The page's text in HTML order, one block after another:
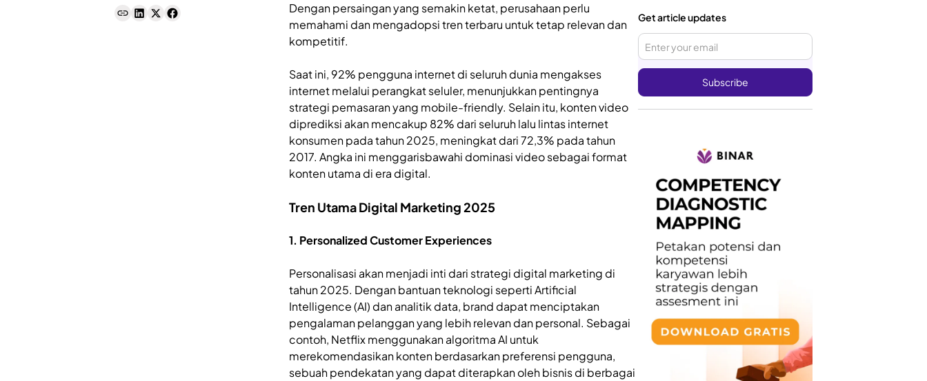
Dengan persaingan yang semakin ketat, perusahaan perlu
memahami dan mengadopsi tren terbaru untuk tetap relevan dan
kompetitif.
Saat ini, 92% pengguna internet di seluruh dunia mengakses
internet melalui perangkat seluler, menunjukkan pentingnya
strategi pemasaran yang mobile-friendly. Selain itu, konten video
diprediksi akan mencakup 82% dari seluruh lalu lintas internet
konsumen pada tahun 2025, meningkat dari 72,3% pada tahun
2017. Angka ini menggarisbawahi dominasi video sebagai format
konten utama di era digital.
Tren Utama Digital Marketing 2025
1. Personalized Customer Experiences
Personalisasi akan menjadi inti dari strategi digital marketing di
tahun 2025. Dengan bantuan teknologi seperti Artificial
Intelligence (AI) dan analitik data, brand dapat menciptakan
pengalaman pelanggan yang lebih relevan dan personal. Sebagai
contoh, Netflix menggunakan algoritma AI untuk
merekomendasikan konten berdasarkan preferensi pengguna,
sebuah pendekatan yang dapat diterapkan oleh bisnis di berbagai
Get article updates